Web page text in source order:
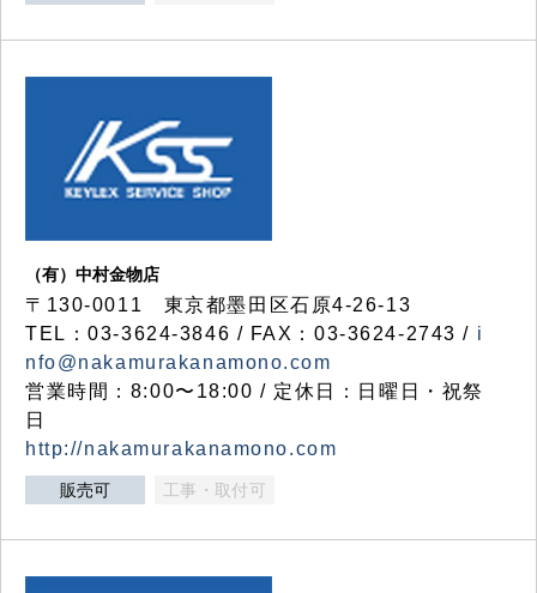
（有）中村金物店
〒130-0011 東京都墨田区石原4-26-13
TEL：03-3624-3846 / FAX：03-3624-2743 / i
nfo@nakamurakanamono.com
営業時間：8:00〜18:00 / 定休日：日曜日・祝祭
日
http://nakamurakanamono.com
販売可 工事・取付可